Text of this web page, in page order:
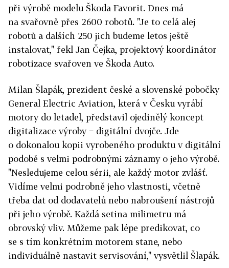
při výrobě modelu Škoda Favorit. Dnes má
na svařovně přes 2600 robotů. "Je to celá alej
robotů a dalších 250 jich budeme letos ještě
instalovat," řekl Jan Čejka, projektový koordinátor
robotizace svařoven ve Škoda Auto.
Milan Šlapák, prezident české a slovenské pobočky
General Electric Aviation, která v Česku vyrábí
motory do letadel, představil ojedinělý koncept
digitalizace výroby − digitální dvojče. Jde
o dokonalou kopii vyrobeného produktu v digitální
podobě s velmi podrobnými záznamy o jeho výrobě.
"Nesledujeme celou sérii, ale každý motor zvlášť.
Vidíme velmi podrobně jeho vlastnosti, včetně
třeba dat od dodavatelů nebo nabroušení nástrojů
při jeho výrobě. Každá setina milimetru má
obrovský vliv. Můžeme pak lépe predikovat, co
se s tím konkrétním motorem stane, nebo
individuálně nastavit servisování," vysvětlil Šlapák.